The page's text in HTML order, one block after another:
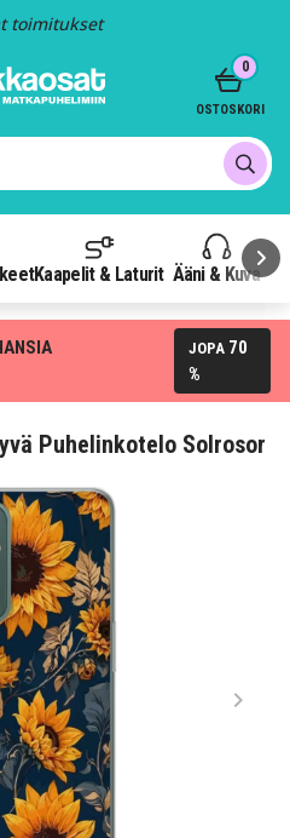
toimitukset
Kaapelit & Laturit Ääni & Kuva
0
OSTOSKORI
JOPA 70
%
Puhelinkotelo Solrosor